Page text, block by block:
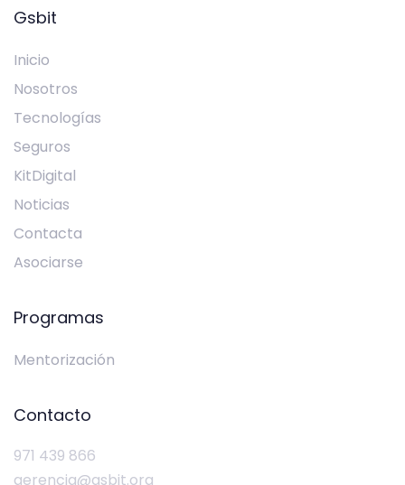
Gsbit
Inicio
Nosotros
Tecnologías
Seguros
KitDigital
Noticias
Contacta
Asociarse
Programas
Mentorización
Contacto
971 439 866
gerencia@gsbit.org